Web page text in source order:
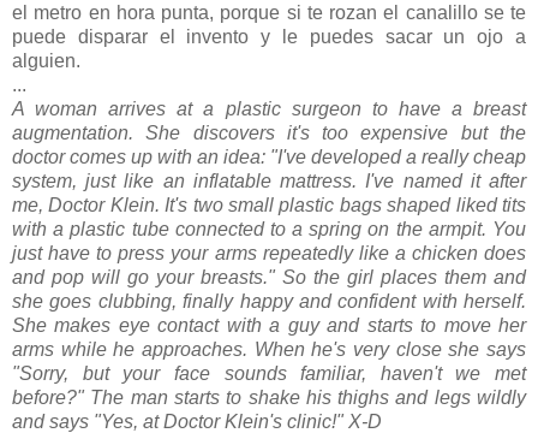
el metro en hora punta, porque si te rozan el canalillo se te
puede disparar el invento y le puedes sacar un ojo a
alguien.
...
A woman arrives at a plastic surgeon to have a breast
augmentation. She discovers it's too expensive but the
doctor comes up with an idea: "I've developed a really cheap
system, just like an inflatable mattress. I've named it after
me, Doctor Klein. It's two small plastic bags shaped liked tits
with a plastic tube connected to a spring on the armpit. You
just have to press your arms repeatedly like a chicken does
and pop will go your breasts." So the girl places them and
she goes clubbing, finally happy and confident with herself.
She makes eye contact with a guy and starts to move her
arms while he approaches. When he's very close she says
"Sorry, but your face sounds familiar, haven't we met
before?" The man starts to shake his thighs and legs wildly
and says "Yes, at Doctor Klein's clinic!" X-D